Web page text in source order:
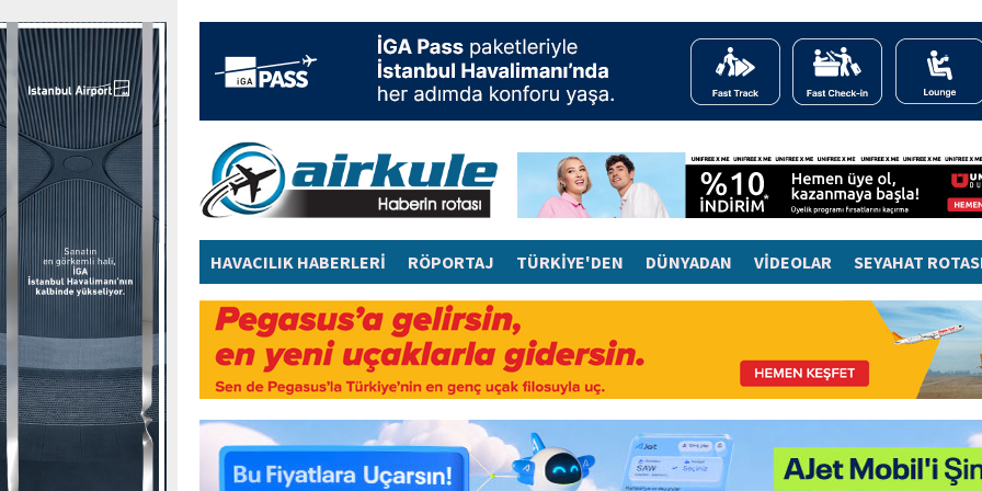
HAVACILIK HABERLERİ RÖPORTAJ TÜRKİYE'DEN DÜNYADAN VİDEOLAR SEYAHAT